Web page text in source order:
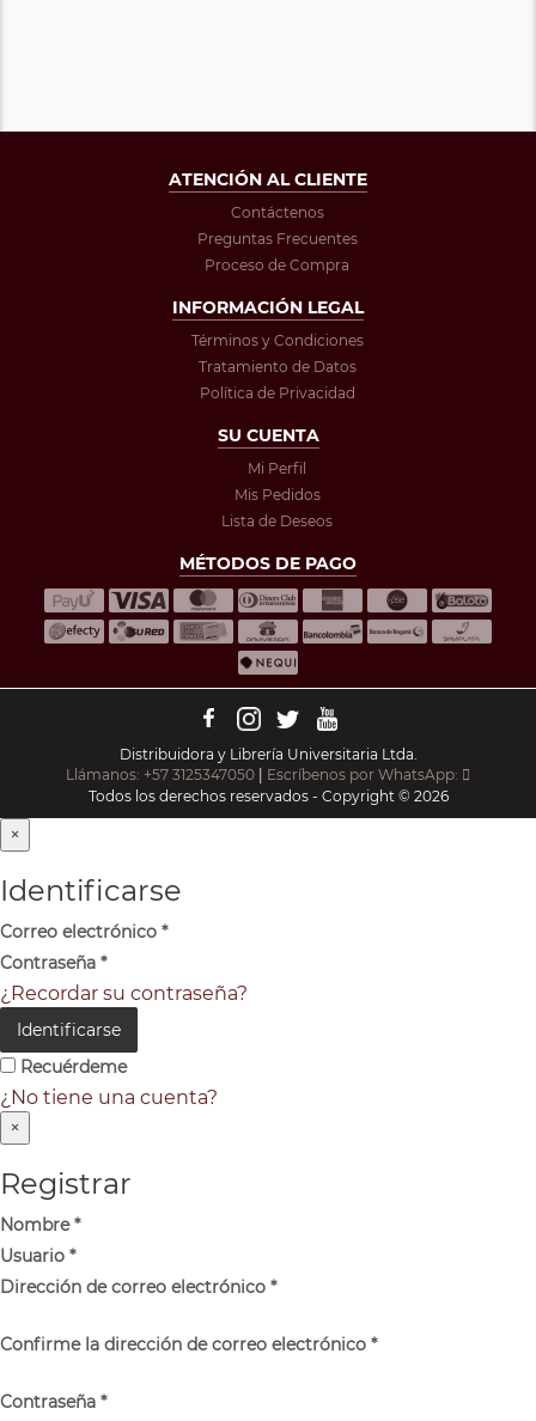
ATENCIÓN AL CLIENTE
Contáctenos
Preguntas Frecuentes
Proceso de Compra
INFORMACIÓN LEGAL
Términos y Condiciones
Tratamiento de Datos
Política de Privacidad
SU CUENTA
Mi Perfil
Mis Pedidos
Lista de Deseos
MÉTODOS DE PAGO
Distribuidora y Librería Universitaria Ltda.
Llámanos: +57 3125347050 | Escríbenos por WhatsApp:
Todos los derechos reservados - Copyright © 2026
×
Identificarse
Correo electrónico *
Contraseña *
¿Recordar su contraseña?
Identificarse
Recuérdeme
¿No tiene una cuenta?
×
Registrar
Nombre*
Usuario *
Dirección de correo electrónico *
Confirme la dirección de correo electrónico *
Contraseña *